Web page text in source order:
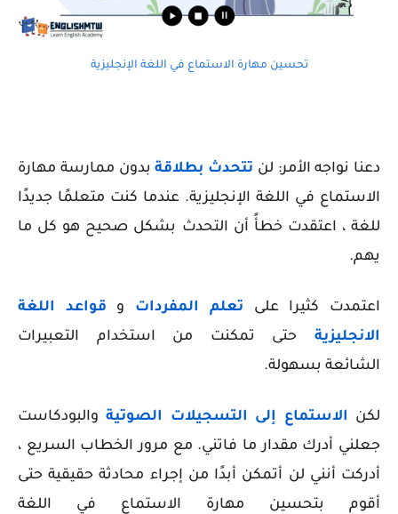
تحسين مهارة الاستماع في اللغة الإنجليزية
دعنا نواجه الأمر: لن تتحدث بطلاقةبدون ممارسة مهارة
الاستماع في اللغة الإنجليزية. عندما كنت متعلمًا جديدًا
للغة ، اعتقدت خطأً أن التحدث بشكل صحيح هو كل ما
يهم.
اعتمدت كثيرا على تعلم المفردات و قواعد اللغة
الانجليزية حتى تمكنت من استخدام التعبيرات
الشائعة بسهولة.
لكن الاستماع إلى التسجيلات الصوتية والبودكاست
جعلني أدرك مقدار ما فاتني. مع مرور الخطاب السريع ،
أدركت أنني لن أتمكن أبدًا من إجراء محادثة حقيقية حتى
أقوم بتحسين مهارة الاستماع في اللغة